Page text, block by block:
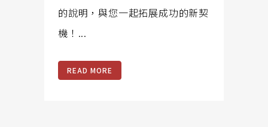
的說明，與您一起拓展成功的新契
機！...
READ MORE